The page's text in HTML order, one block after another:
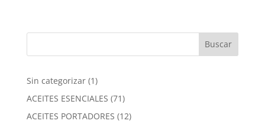
$200.00
Sin categorizar 11
producto
ACEITES ESENCIALES 7171
productos
ACEITES PORTADORES 1212